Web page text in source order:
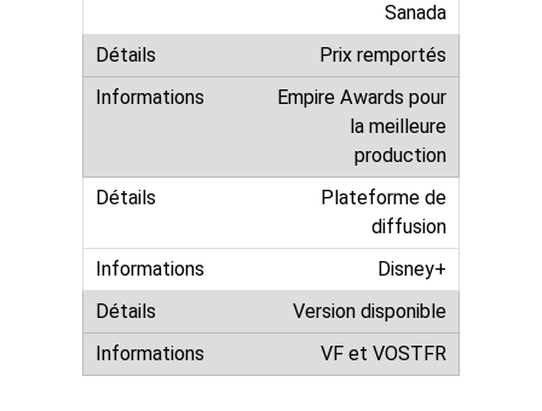
Sanada
Prix remportés
Empire Awards pour
la meilleure
production
Plateforme de
diffusion
Disney+
Version disponible
VF et VOSTFR